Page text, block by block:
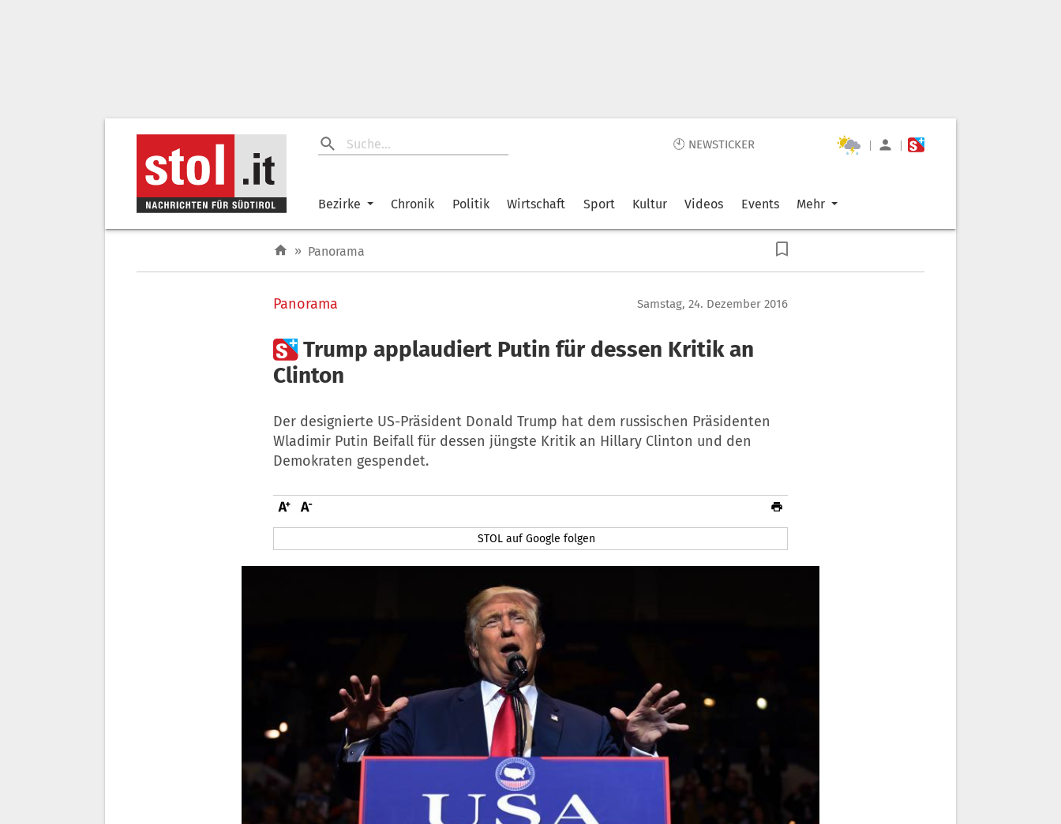
🕙 NEWSTICKER | |
Bezirke Chronik Politik Wirtschaft Sport Kultur Videos Events Mehr
» Panorama
Panorama Samstag, 24. Dezember 2016
Trump applaudiert Putin für dessen Kritik an
Clinton
Der designierte US-Präsident Donald Trump hat dem russischen Präsidenten
Wladimir Putin Beifall für dessen jüngste Kritik an Hillary Clinton und den
Demokraten gespendet.
STOL auf Google folgen